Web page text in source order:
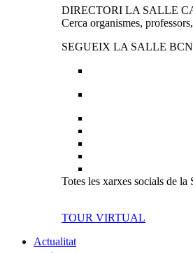
DIRECTORI LA SALLE
Cerca organismes,
SEGUEIX LA SALLE BCN
Totes les xarxes socials de la
TOUR VIRTUAL
Actualitat